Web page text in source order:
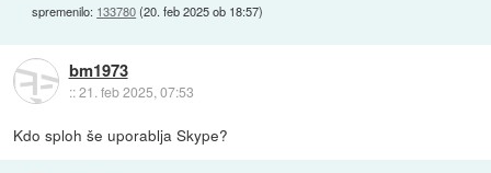
spremenilo: 133780(20. feb 2025 ob 18:57)
bm1973
::21. feb 2025, 07:53
Kdo sploh še uporablja Skype?